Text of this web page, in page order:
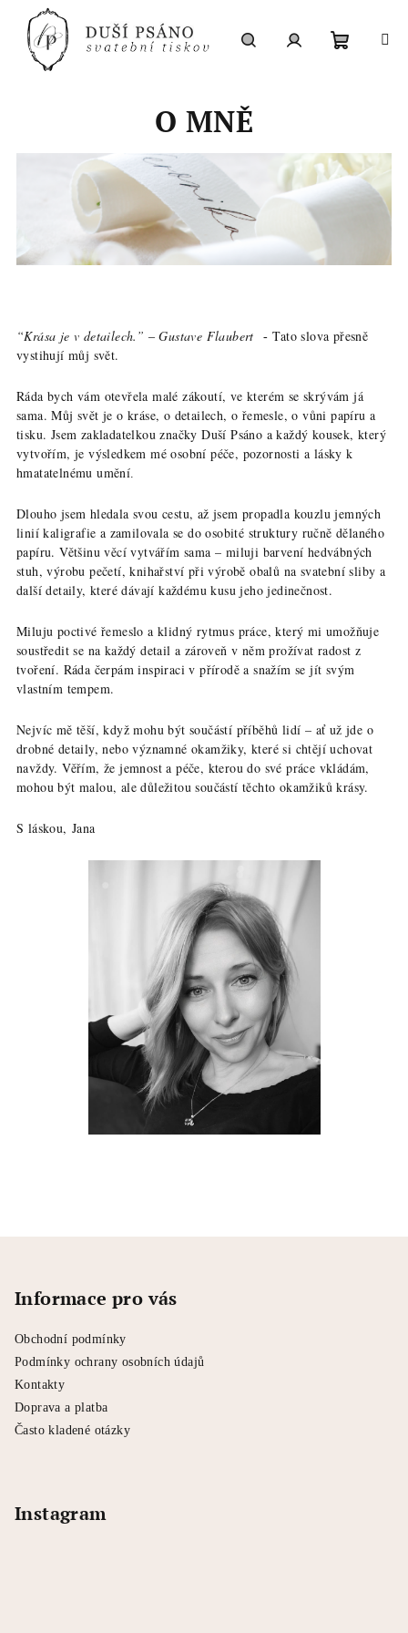
obsah
O MNĚ
“Krása je v detailech.” –Gustave Flaubert - Tato slova přesně
vystihují můj svět.
Ráda bych vám otevřela malé zákoutí, ve kterém se skrývám já
sama. Můj svět je o kráse, o detailech, o řemesle, o vůni papíru a
tisku. Jsem zakladatelkou značky Duší Psáno a každý kousek, který
vytvořím, je výsledkem mé osobní péče, pozornosti a lásky k
hmatatelnému umění
Dlouho jsem hledala svou cestu, až jsem propadla kouzlu jemných
linií kaligrafie a zamilovala se do osobité struktury ručně dělaného
papíru. Většinu věcí vytvářím sama – miluji barvení hedvábných
stuh, výrobu pečetí, knihařství při výrobě obalů na svatební sliby a
další detaily, které dávají každému kusu jeho jedinečnost.
Miluju poctivé řemeslo a klidný rytmus práce, který mi umožňuje
soustředit se na každý detail a zároveň v něm prožívat radost z
tvoření. Ráda čerpám inspiraci v přírodě a snažím se jít svým
vlastním tempem.
Nejvíc mě těší, když mohu být součástí příběhů lidí – ať už jde o
drobné detaily, nebo významné okamžiky, které si chtějí uchovat
navždy. Věřím, že jemnost a péče, kterou do své práce vkládám,
mohou být malou, ale důležitou součástí těchto okamžiků krásy.
S láskou, Jana
Informace pro vás
Obchodní podmínky
Podmínky ochrany osobních údajů
Kontakty
Doprava a platba
Často kladené otázky
Instagram